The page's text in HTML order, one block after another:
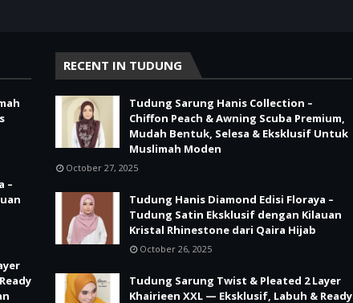
–
RECENT IN TUDUNG
Tudung Sarung Hanis Collection –
Chiffon Peach & Awning Scuba Premium,
Mudah Bentuk, Selesa & Eksklusif Untuk
Muslimah Moden
October 27, 2025
Tudung Hanis Diamond Edisi Floraya –
Tudung Satin Eksklusif dengan Kilauan
Kristal Rhinestone dari Qaira Hijab
October 26, 2025
Tudung Sarung Twist & Pleated 2 Layer
Khairieen XXL — Eksklusif, Labuh & Ready